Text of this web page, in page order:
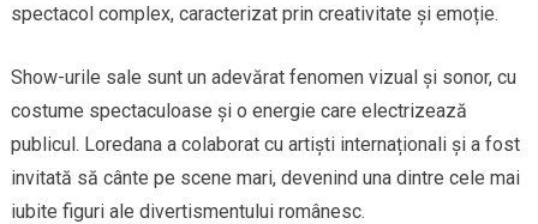
spectacol complex, caracterizat prin creativitate și emoție.
Show-urile sale sunt un adevărat fenomen vizual și sonor, cu
costume spectaculoase și o energie care electrizează
publicul. Loredana a colaborat cu artiști internaționali și a fost
invitată să cânte pe scene mari, devenind una dintre cele mai
iubite figuri ale divertismentului românesc.